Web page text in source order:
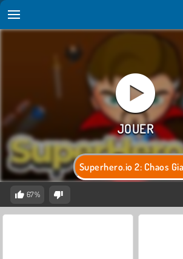
Superhero.io 2: Chaos
67%